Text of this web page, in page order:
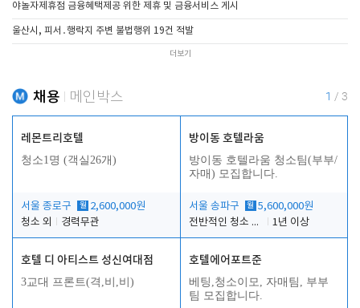
야놀자제휴점 금융혜택제공 위한 제휴 및 금융서비스 게시
울산시, 피서․행락지 주변 불법행위 19건 적발
더보기
채용 메인박스 1 / 3
레몬트리호텔
청소1명 (객실26개)
서울 종로구 월 2,600,000원
청소 외
경력무관
방이동 호텔라움
방이동 호텔라움 청소팀(부부/
자매) 모집합니다.
서울 송파구 월 5,600,000원
전반적인 청소 업무(객실청소.객실정리)
1년 이상
호텔 디 아티스트 성신여대점
3교대 프론트(격,비,비)
호텔에어포트준
베팅,청소이모, 자매팀, 부부
팀 모집합니다.